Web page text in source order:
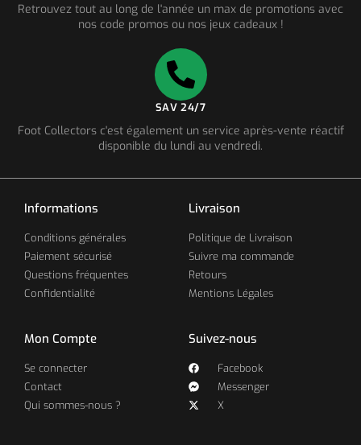
Retrouvez tout au long de l'année un max de promotions avec
nos code promos ou nos jeux cadeaux !
SAV 24/7
Foot Collectors c'est également un service après-vente réactif
disponible du lundi au vendredi.
Informations
Conditions générales
Paiement sécurisé
Questions fréquentes
Confidentialité
Livraison
Politique de Livraison
Suivre ma commande
Retours
Mentions Légales
Mon Compte
Se connecter
Contact
Qui sommes-nous ?
Suivez-nous
Facebook
Messenger
X